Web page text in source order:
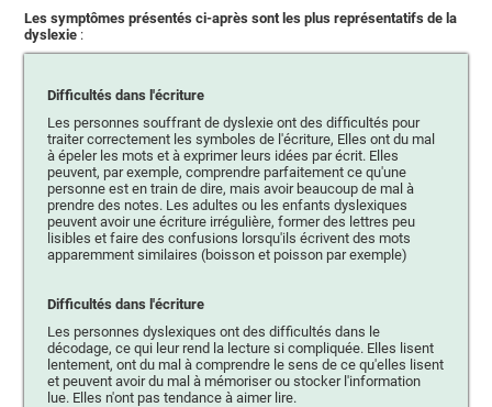
Les symptômes présentés ci-après sont les plus représentatifs de la
dyslexie :
Difficultés dans l'écriture
Les personnes souffrant de dyslexie ont des difficultés pour
traiter correctement les symboles de l'écriture, Elles ont du mal
à épeler les mots et à exprimer leurs idées par écrit. Elles
peuvent, par exemple, comprendre parfaitement ce qu'une
personne est en train de dire, mais avoir beaucoup de mal à
prendre des notes. Les adultes ou les enfants dyslexiques
peuvent avoir une écriture irrégulière, former des lettres peu
lisibles et faire des confusions lorsqu'ils écrivent des mots
apparemment similaires (boisson et poisson par exemple)
Difficultés dans l'écriture
Les personnes dyslexiques ont des difficultés dans le
décodage, ce qui leur rend la lecture si compliquée. Elles lisent
lentement, ont du mal à comprendre le sens de ce qu'elles lisent
et peuvent avoir du mal à mémoriser ou stocker l'information
lue. Elles n'ont pas tendance à aimer lire.